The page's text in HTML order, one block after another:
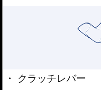
クラッチレバー